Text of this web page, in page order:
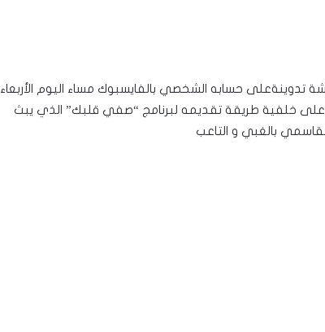
تدوينةعلى حسابه الشخصي بالفايسبوك مساء اليوم الأربعاء
خلفية طريقة تقديمه لبرنامج “صفي قلبك” الذي يبث
بالغبي و التاعب